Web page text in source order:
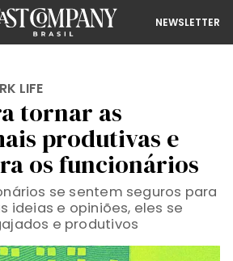
NEWSLETTER
LIFE
tornar as
produtivas e
os funcionários
se sentem seguros para
ideias e opiniões, eles se
e produtivos